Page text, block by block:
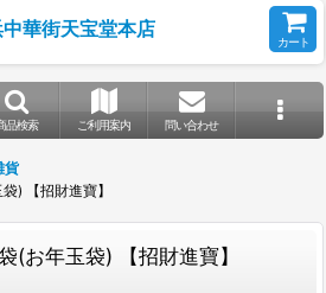
華街天宝堂本店
カート
品検索 ご利用案内 問い合わせ
貨
) 【招財進寶】
(お年玉袋) 【招財進寶】